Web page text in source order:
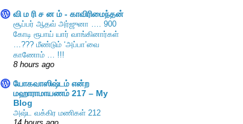
வி ம ரி ச ன ம் - காவிரிமைந்தன்
சூப்பர் ஆதவ் அர்ஜுனா …. 900
கோடி ரூபாய் யார் வாங்கினார்கள்
…??? மீண்டும் ‘அப்பா’வை
காணோம் … !!!
8 hours ago
யோகவாஸிஷ்டம் என்ற
மஹாராமாயணம் 217 – My
Blog
அஷ்ட வக்கிர மணிகள் 212